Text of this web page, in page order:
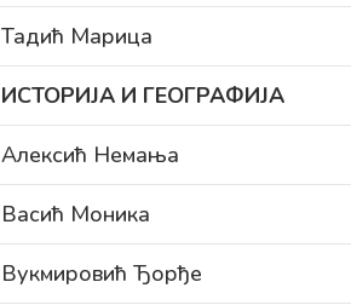
Тадић Марица
ИСТОРИЈА И ГЕОГРАФИЈА
Алексић Немања
Васић Моника
Вукмировић Ђорђе